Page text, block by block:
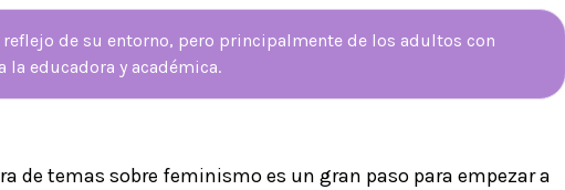
reflejo de su entorno, pero principalmente de los adultos con
la educadora y académica.
de temas sobre feminismo es un gran paso para empezar a